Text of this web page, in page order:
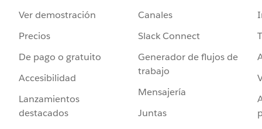
Ver demostración
Precios
De pago o gratuito
Accesibilidad
Lanzamientos
destacados
Canales
Slack Connect
Generador de flujos de
trabajo
Mensajería
Juntas